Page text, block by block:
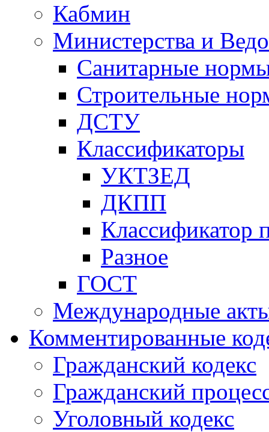
Кабмин
Министерства и
Санитарные
Строительные
ДСТУ
Классификаторы
УКТЗЕД
ДКПП
Классификатор
Разное
ГОСТ
Международные
Комментированные
Гражданский кодекс
Гражданский
Уголовный кодекс